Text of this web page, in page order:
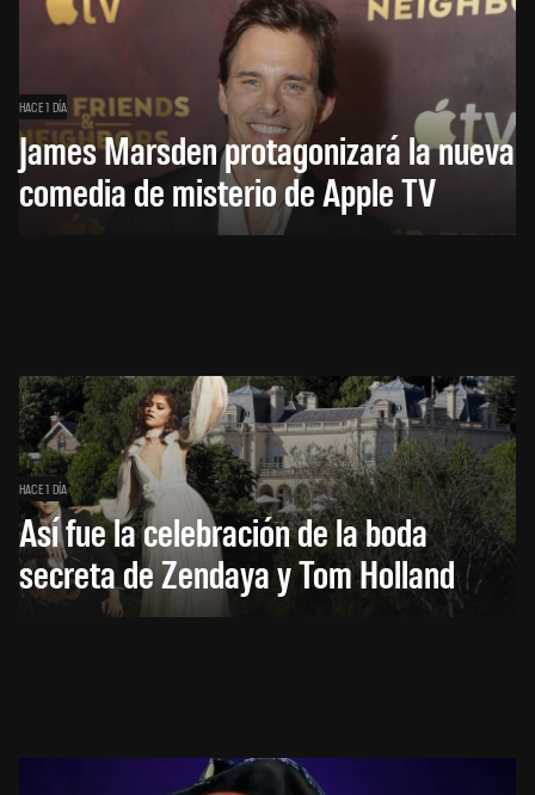
HACE 1 DÍA
James Marsden protagonizará la nueva
comedia de misterio de Apple TV
HACE 1 DÍA
Así fue la celebración de la boda
secreta de Zendaya y Tom Holland